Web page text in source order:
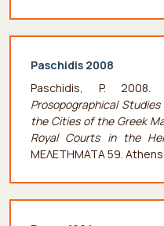
Paschidis 2008
Paschidis, P. 2008.
Prosopographical
the Cities of the Greek
Royal Courts in the
ΜΕΛΕΤΗΜΑΤΑ 59. Athens.